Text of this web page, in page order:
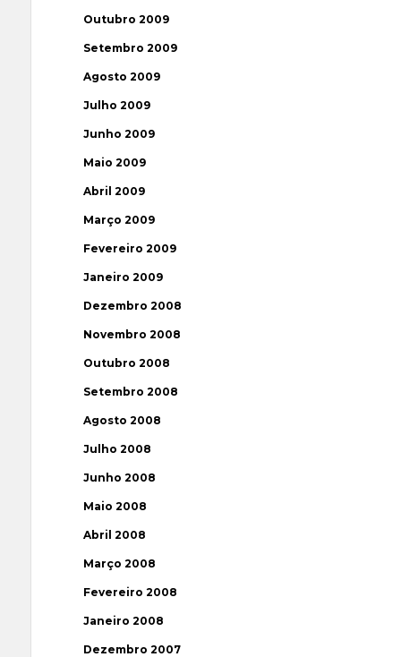
Outubro 2009
Setembro 2009
Agosto 2009
Julho 2009
Junho 2009
Maio 2009
Abril 2009
Março 2009
Fevereiro 2009
Janeiro 2009
Dezembro 2008
Novembro 2008
Outubro 2008
Setembro 2008
Agosto 2008
Julho 2008
Junho 2008
Maio 2008
Abril 2008
Março 2008
Fevereiro 2008
Janeiro 2008
Dezembro 2007